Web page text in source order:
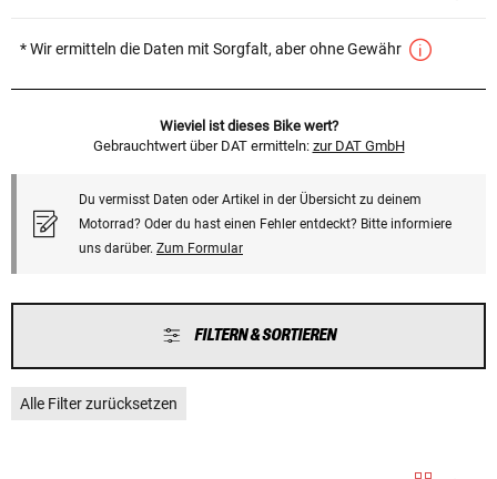
* Wir ermitteln die Daten mit Sorgfalt, aber ohne Gewähr
Wieviel ist dieses Bike wert?
Gebrauchtwert über DAT ermitteln: zur DAT GmbH
Du vermisst Daten oder Artikel in der Übersicht zu deinem
Motorrad? Oder du hast einen Fehler entdeckt? Bitte informiere
uns darüber. Zum Formular
FILTERN & SORTIEREN
Alle Filter zurücksetzen